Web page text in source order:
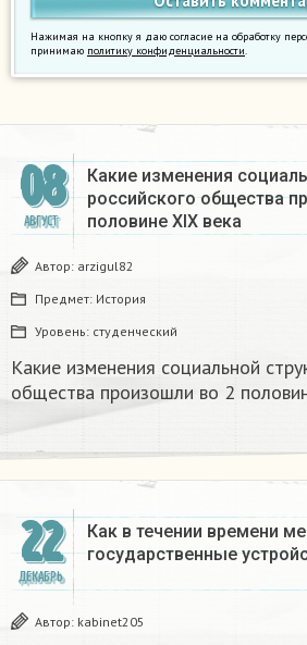
Нажимая на кнопку я даю согласие на обработку
принимаю политику конфиденциальности.
08
АВГУСТ
Какие изменения
российского общества
половине XIX века
Автор: arzigul82
Предмет: История
Уровень: студенческий
Какие изменения социальной
общества произошли во 2
22
ДЕКАБРЬ
Как в течении времени
государственные
Автор: kabinet205